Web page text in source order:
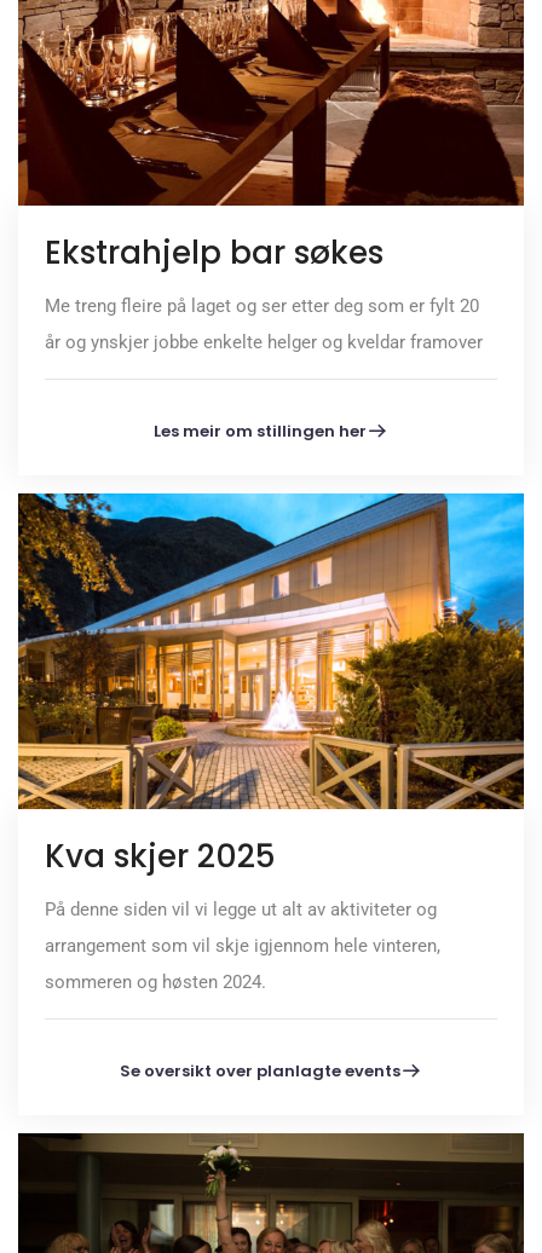
Ekstrahjelp bar søkes
Me treng fleire på laget og ser etter deg som er fylt 20
år og ynskjer jobbe enkelte helger og kveldar framover
Les meir om stillingen her
Kva skjer 2025
På denne siden vil vi legge ut alt av aktiviteter og
arrangement som vil skje igjennom hele vinteren,
sommeren og høsten 2024.
Se oversikt over planlagte events